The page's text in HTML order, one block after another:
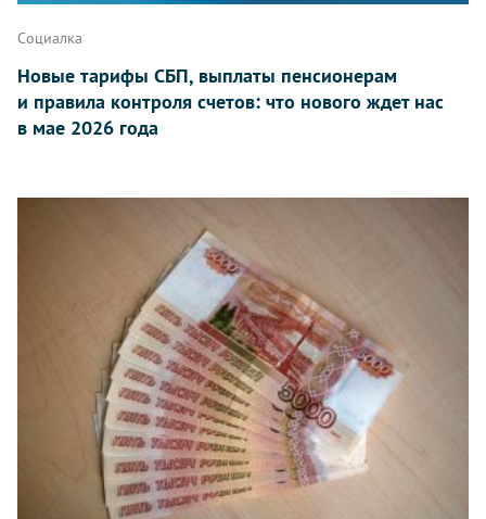
Социалка
Новые тарифы СБП, выплаты пенсионерам
и правила контроля счетов: что нового ждет нас
в мае 2026 года